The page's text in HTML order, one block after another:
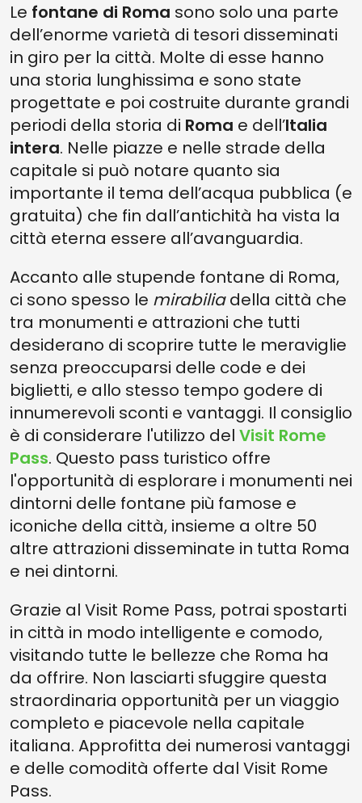
Le fontane di Roma sono solo una parte
dell’enorme varietà di tesori disseminati
in giro per la città. Molte di esse hanno
una storia lunghissima e sono state
progettate e poi costruite durante grandi
periodi della storia di Roma e dell’Italia
intera. Nelle piazze e nelle strade della
capitale si può notare quanto sia
importante il tema dell’acqua pubblica (e
gratuita) che fin dall’antichità ha vista la
città eterna essere all’avanguardia.
Accanto alle stupende fontane di Roma,
ci sono spesso le mirabiliadella città che
tra monumenti e attrazioni che tutti
desiderano di scoprire tutte le meraviglie
senza preoccuparsi delle code e dei
biglietti, e allo stesso tempo godere di
innumerevoli sconti e vantaggi. Il consiglio
è di considerare l'utilizzo del Visit Rome
Pass. Questo pass turistico offre
l'opportunità di esplorare i monumenti nei
dintorni delle fontane più famose e
iconiche della città, insieme a oltre 50
altre attrazioni disseminate in tutta Roma
e nei dintorni.
Grazie al Visit Rome Pass, potrai spostarti
in città in modo intelligente e comodo,
visitando tutte le bellezze che Roma ha
da offrire. Non lasciarti sfuggire questa
straordinaria opportunità per un viaggio
completo e piacevole nella capitale
italiana. Approfitta dei numerosi vantaggi
e delle comodità offerte dal Visit Rome
Pass.